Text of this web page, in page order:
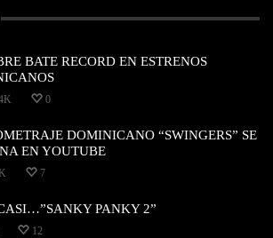
BATE RECORD EN ESTRENOS
0
DOMINICANO “SWINGERS” SE
EN YOUTUBE
7
PANKY 2”
12